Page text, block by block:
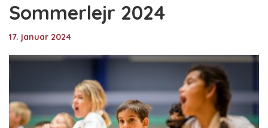
Sommerlejr 2024
17. januar 2024